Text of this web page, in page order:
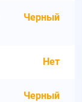
Черный
Нет
Черный